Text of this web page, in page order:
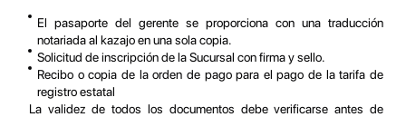
El pasaporte del gerente se proporciona con una traducción
notariada al kazajo en una sola copia.
Solicitud de inscripción de la Sucursal con firma y sello.
Recibo o copia de la orden de pago para el pago de la tarifa de
registro estatal
La validez de todos los documentos debe verificarse antes de